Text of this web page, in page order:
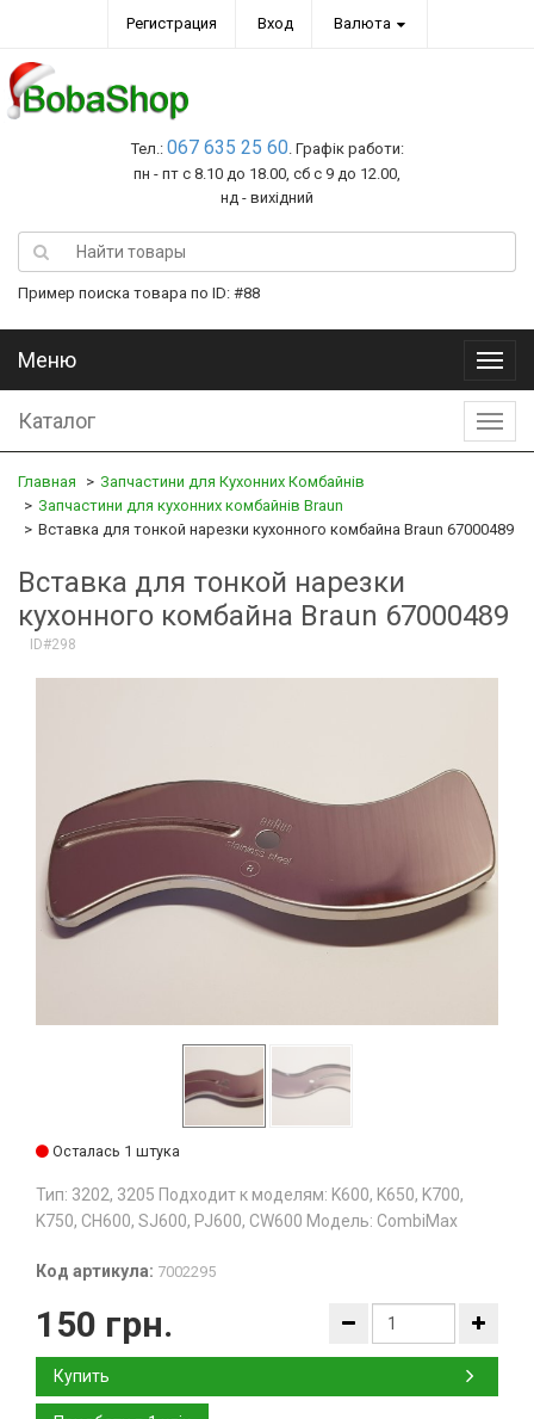
Регистрация Вход Валюта
Тел.: 067 635 25 60. Графік работи:
пн - пт с 8.10 до 18.00, сб с 9 до 12.00,
нд - вихідний
Пример поиска товара по ID: #88
Меню
Меню
Каталог
Главная
Запчастини для Кухонних Комбайнів
Запчастини для кухонних комбайнів Braun
Вставка для тонкой нарезки кухонного комбайна Braun 67000489
Вставка для тонкой нарезки
кухонного комбайна Braun 67000489
ID#298
Осталась 1 штука
Тип: 3202, 3205 Подходит к моделям: K600, K650, K700,
K750, CH600, SJ600, PJ600, CW600 Модель: CombiMax
Код артикула: 7002295
150 грн.
Купить